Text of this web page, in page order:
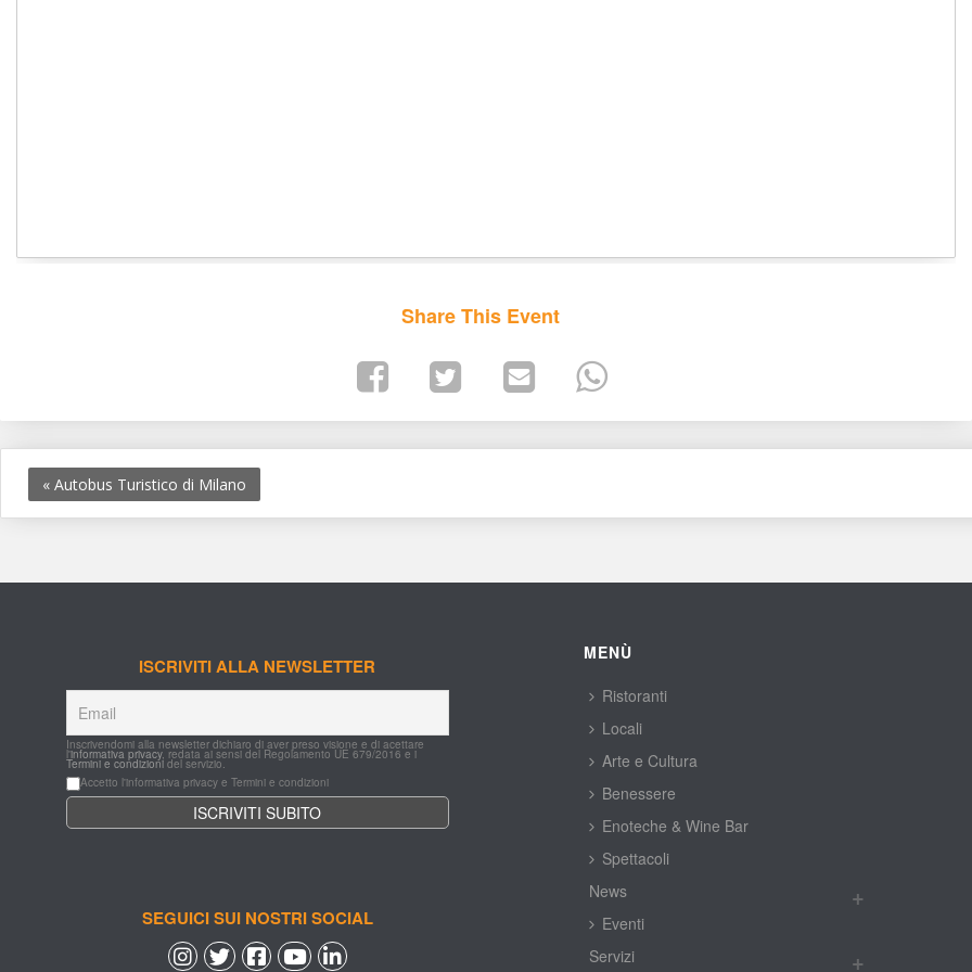
Share This Event
« Autobus Turistico di Milano
ISCRIVITI ALLA NEWSLETTER
Inscrivendomi alla newsletter dichiaro di aver preso visione e di acettare
l'informativa privacy, redata ai sensi del Regolamento UE 679/2016 e i
Termini e condizioni del servizio.
Accetto l'informativa privacy e Termini e condizioni
SEGUICI SUI NOSTRI SOCIAL
MENÙ
Ristoranti
Locali
Arte e Cultura
Benessere
Enoteche & Wine Bar
Spettacoli
New
Eventi
Servizi